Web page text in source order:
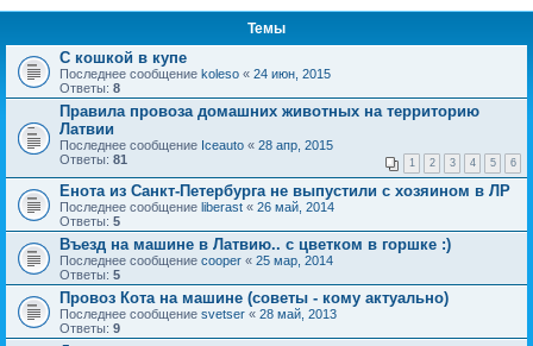
Темы
С кошкой в купе
Последнее сообщение koleso « 24 июн, 2015
Ответы: 8
Правила провоза домашних животных на территорию
Латвии
Последнее сообщение Iceauto « 28 апр, 2015
Ответы: 81 1 2 3 4 5 6
Енота из Санкт-Петербурга не выпустили с хозяином в ЛР
Последнее сообщение liberast « 26 май, 2014
Ответы: 5
Въезд на машине в Латвию.. с цветком в горшке :)
Последнее сообщение cooper « 25 мар, 2014
Ответы: 5
Провоз Кота на машине (советы - кому актуально)
Последнее сообщение svetser « 28 май, 2013
Ответы: 9